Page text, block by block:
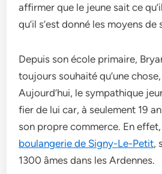
affirmer que le jeune sait ce
qu’il s’est donné les moyens de
Depuis son école primaire,
toujours souhaité qu’une
Aujourd’hui, le sympathique
fier de lui car, à seulement 19
son propre commerce. En
boulangerie de Signy-Le-Petit,
1300 âmes dans les Ardennes.